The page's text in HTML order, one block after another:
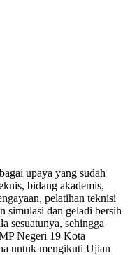
upaya yang sudah
bidang akademis,
pelatihan teknisi
simulasi dan geladi bersih
sesuatunya, sehingga
Negeri 19 Kota
untuk mengikuti Ujian